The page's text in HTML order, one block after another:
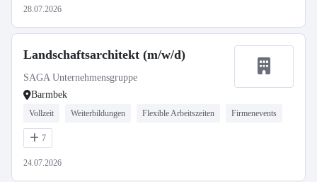
28.07.2026
Landschaftsarchitekt (m/w/d)
SAGA Unternehmensgruppe
Barmbek
Vollzeit Weiterbildungen Flexible Arbeitszeiten Firmenevents
7
24.07.2026